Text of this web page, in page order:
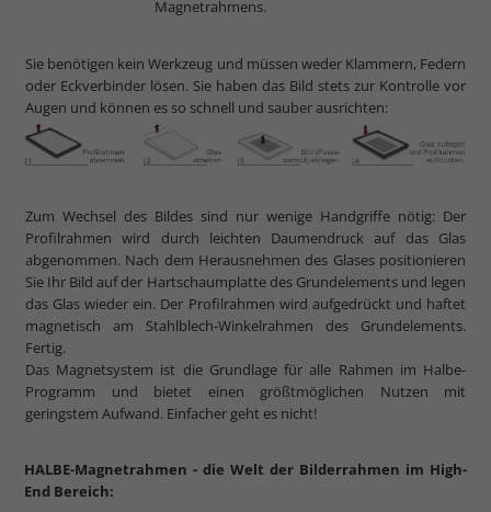
Magnetrahmens.
Sie benötigen kein Werkzeug und müssen weder Klammern, Federn
oder Eckverbinder lösen. Sie haben das Bild stets zur Kontrolle vor
Augen und können es so schnell und sauber ausrichten:
Zum Wechsel des Bildes sind nur wenige Handgriffe nötig: Der
Profilrahmen wird durch leichten Daumendruck auf das Glas
abgenommen. Nach dem Herausnehmen des Glases positionieren
Sie Ihr Bild auf der Hartschaumplatte des Grundelements und legen
das Glas wieder ein. Der Profilrahmen wird aufgedrückt und haftet
magnetisch am Stahlblech-Winkelrahmen des Grundelements.
Fertig.
Das Magnetsystem ist die Grundlage für alle Rahmen im Halbe-
Programm und bietet einen größtmöglichen Nutzen mit
geringstem Aufwand. Einfacher geht es nicht!
HALBE-Magnetrahmen - die Welt der Bilderrahmen im High-
End Bereich: